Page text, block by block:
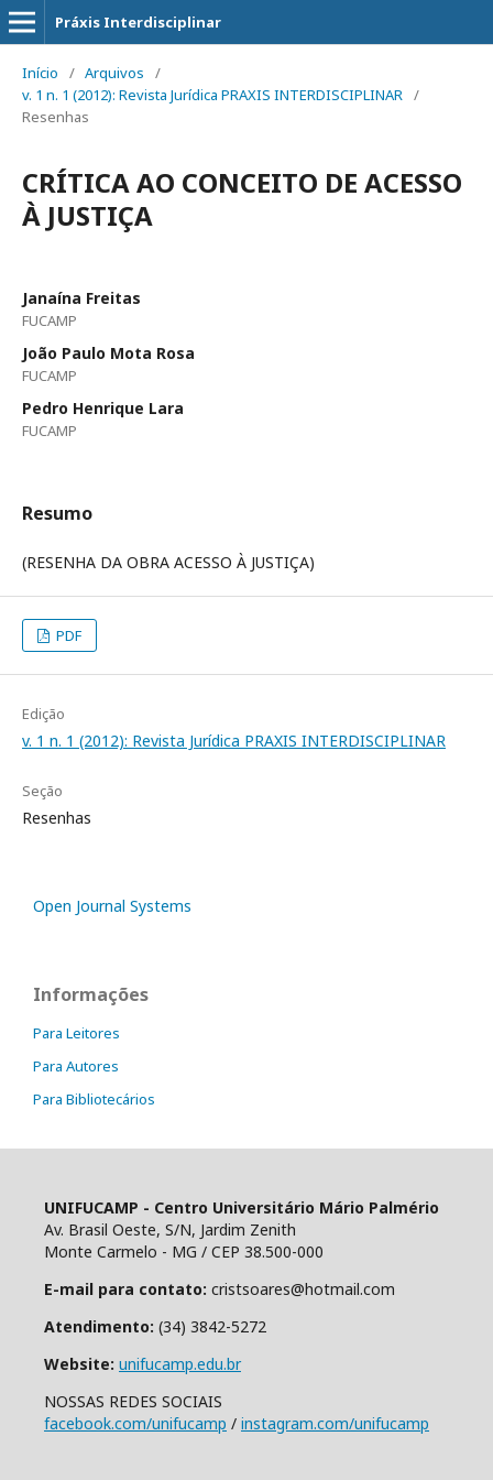
Práxis Interdisciplinar
Início / Arquivos
/
v. 1 n. 1 (2012): Revista Jurídica PRAXIS INTERDISCIPLINAR /
Resenhas
CRÍTICA AO CONCEITO DE ACESSO
À JUSTIÇA
Janaína Freitas
FUCAMP
João Paulo Mota Rosa
FUCAMP
Pedro Henrique Lara
FUCAMP
Resumo
(RESENHA DA OBRA ACESSO À JUSTIÇA)
PDF
Edição
v. 1 n. 1 (2012): Revista Jurídica PRAXIS INTERDISCIPLINAR
Seção
Resenhas
Open Journal Systems
Informações
Para Leitores
Para Autores
Para Bibliotecários
UNIFUCAMP - Centro Universitário Mário Palmério
Av. Brasil Oeste, S/N, Jardim Zenith
Monte Carmelo - MG / CEP 38.500-000
E-mail para contato: cristsoares@hotmail.com
Atendimento: (34) 3842-5272
Website: unifucamp.edu.br
NOSSAS REDES SOCIAIS
facebook.com/unifucamp / instagram.com/unifucamp